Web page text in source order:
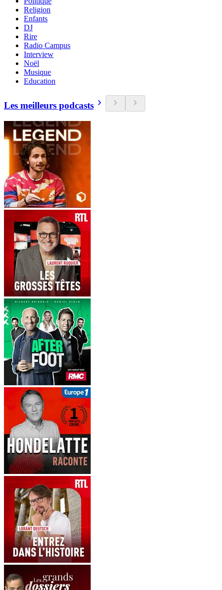
Religion
Enfants
DJ
Rire
Radio Campus
Interview
Noël
Musique
Education
Les meilleurs podcasts